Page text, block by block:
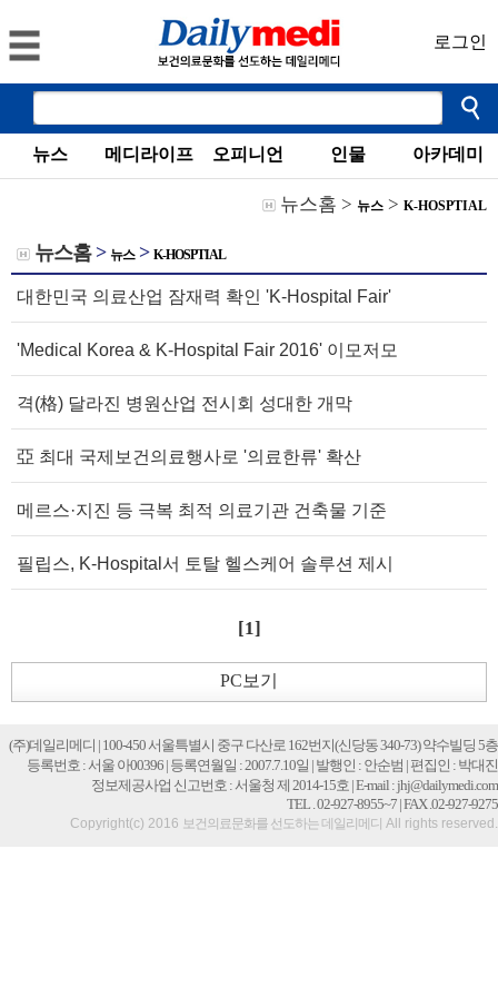
로그인
뉴스 메디라이프 오피니언 인물 아카데미
뉴스홈 > 뉴스 > K-HOSPTIAL
뉴스홈> 뉴스> K-HOSPTIAL
대한민국 의료산업 잠재력 확인 'K-Hospital Fair'
'Medical Korea & K-Hospital Fair 2016' 이모저모
격(格) 달라진 병원산업 전시회 성대한 개막
亞 최대 국제보건의료행사로 '의료한류' 확산
메르스·지진 등 극복 최적 의료기관 건축물 기준
필립스, K-Hospital서 토탈 헬스케어 솔루션 제시
[1]
PC보기
(주)데일리메디 | 100-450 서울특별시 중구 다산로 162번지(신당동 340-73) 약수빌딩 5층
등록번호 : 서울 아00396 | 등록연월일 : 2007.7.10일 | 발행인 : 안순범 | 편집인 : 박대진
정보제공사업 신고번호 : 서울청 제 2014-15호 | E-mail : jhj@dailymedi.com
TEL . 02-927-8955~7 | FAX .02-927-9275
Copyright(c) 2016 보건의료문화를 선도하는 데일리메디 All rights reserved.